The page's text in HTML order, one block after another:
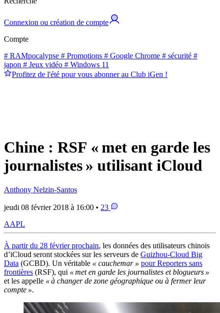
Connexion ou création de compte
Compte
# RAMpocalypse # Promotions # Google Chrome # sécurité #
japon # Jeux vidéo # Windows 11
Profitez de l'été pour vous abonner au Club iGen !
Chine : RSF « met en garde les
journalistes » utilisant iCloud
Anthony Nelzin-Santos
jeudi 08 février 2018 à 16:00 • 23
AAPL
À partir du 28 février prochain, les données des utilisateurs chinois
d’iCloud seront stockées sur les serveurs de Guizhou-Cloud Big
Data (GCBD). Un véritable « cauchemar » pour Reporters sans
frontières (RSF), qui « met en garde les journalistes et blogueurs »
et les appelle « à changer de zone géographique ou à fermer leur
compte ».